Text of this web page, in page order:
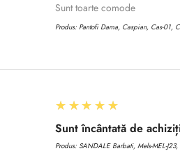
Sunt toarte comode
Produs: Pantofi Dama, Caspian, Cas-01,
5
★★★★★
Sunt încântată de
Produs: SANDALE Barbati, Mels-MEL-